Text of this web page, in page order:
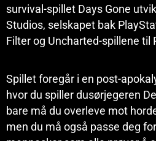
survival-spillet Days Gone
Studios, selskapet bak
Filter og Uncharted-spillene til
Spillet foregår i en post-
hvor du spiller dusørjegeren
bare må du overleve mot
men du må også passe deg